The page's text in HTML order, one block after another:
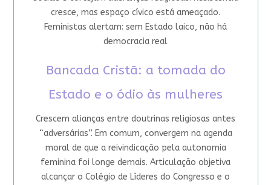
cresce, mas espaço cívico está ameaçado.
Feministas alertam: sem Estado laico, não há
democracia real
Bancada Cristã: a tomada do
Estado e o ódio às mulheres
Crescem alianças entre doutrinas religiosas antes
“adversárias”. Em comum, convergem na agenda
moral de que a reivindicação pela autonomia
feminina foi longe demais. Articulação objetiva
alcançar o Colégio de Líderes do Congresso e o